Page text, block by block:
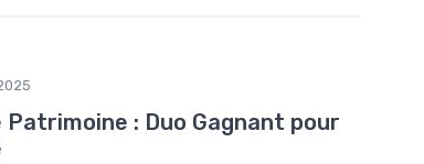
: Duo Gagnant pour